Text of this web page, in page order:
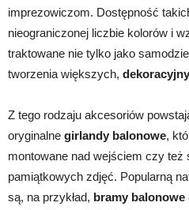
imprezowiczom. Dostępność
nieograniczonej liczbie kolorów i
traktowane nie tylko jako
tworzenia większych,
Z tego rodzaju akcesoriów
oryginalne girlandy balonowe,
montowane nad wejściem czy też
pamiątkowych zdjęć. Popularną
są, na przykład, bramy balonowe